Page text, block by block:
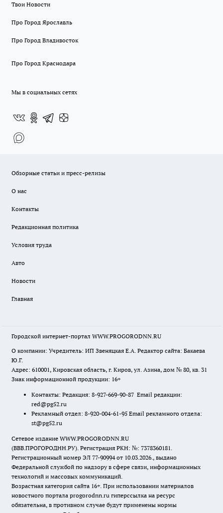
Твои Новости
Про Город Ярославль
Про Город Владивосток
Про Город Краснодара
Мы в социальных сетях
Обзорные статьи и пресс-релизы
О нас
Контакты
Редакционная политика
Условия труда
Авто
Новости
Главная
Городской интернет-портал WWW.PROGORODNN.RU
О компании: Учредитель: ИП Звеняцкая Е.А. Редактор сайта: Бакаева
Ю.Г.
Адрес: 610001, Кировская область, г. Киров, ул. Азина, дом № 80, кв. 31
Знак информационной продукции: 16+
Контакты: Редакция: 8-927-669-90-87 Email редакции:
red@pg52.ru
Рекламный отдел: 8-920-004-61-95 Email рекламного отдела:
st@pg52.ru
Сетевое издание WWW.PROGORODNN.RU
(ВВВ.ПРОГОРОДНН.РУ). Регистрация РКН: №: 7378360181.
Регистрационный номер ЭЛ 77-90994 от 10.03.2026., выдано
Федеральной службой по надзору в сфере связи, информационных
технологий и массовых коммуникаций.
Возрастная категория сайта 16+. При использовании материалов
новостного портала progorodnn.ru гиперссылка на ресурс
обязательна, в противном случае будут применены нормы